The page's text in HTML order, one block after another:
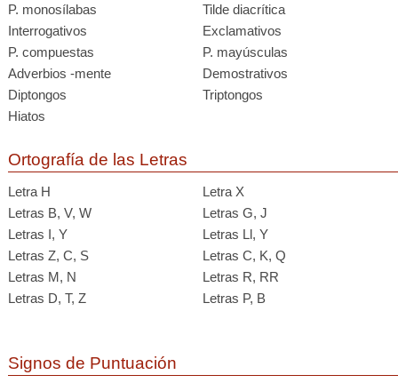
P. monosílabas
Tilde diacrítica
Interrogativos
Exclamativos
P. compuestas
P. mayúsculas
Adverbios -mente
Demostrativos
Diptongos
Triptongos
Hiatos
Ortografía de las Letras
Letra H
Letra X
Letras B, V, W
Letras G, J
Letras I, Y
Letras Ll, Y
Letras Z, C, S
Letras C, K, Q
Letras M, N
Letras R, RR
Letras D, T, Z
Letras P, B
Signos de Puntuación